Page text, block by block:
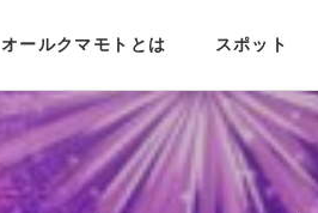
オールクマモトとは スポット